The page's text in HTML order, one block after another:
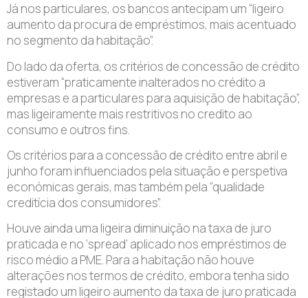
Já nos particulares, os bancos antecipam um “ligeiro
aumento da procura de empréstimos, mais acentuado
no segmento da habitação”.
Do lado da oferta, os critérios de concessão de crédito
estiveram “praticamente inalterados no crédito a
empresas e a particulares para aquisição de habitação”,
mas ligeiramente mais restritivos no credito ao
consumo e outros fins.
Os critérios para a concessão de crédito entre abril e
junho foram influenciados pela situação e perspetiva
económicas gerais, mas também pela “qualidade
creditícia dos consumidores”.
Houve ainda uma ligeira diminuição na taxa de juro
praticada e no ‘spread’ aplicado nos empréstimos de
risco médio a PME. Para a habitação não houve
alterações nos termos de crédito, embora tenha sido
registado um ligeiro aumento da taxa de juro praticada